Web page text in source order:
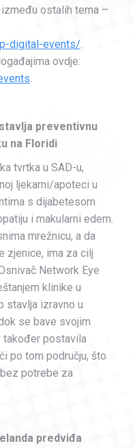
ostalih tema –
digital-events/.
ovdje:
.
preventivnu
na Floridi
tvrtka u SAD-u,
ljekarni/apoteci u
s dijabetesom
i makularni edem.
mrežnicu, a da
zjenice, ima za cilj
Network Eye
klinike u
stavlja izravno u
se bave svojim
također postavila
po tom području, što
potrebe za
predviđa